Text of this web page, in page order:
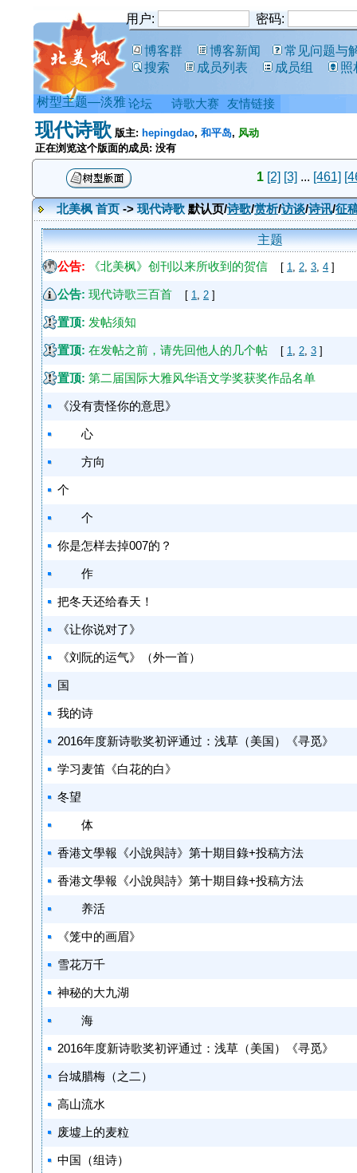
用户: 密码:
博客群 博客新闻
常见问题与
搜索
成员列表 成员组 照
树型主题—淡雅
现代诗歌 版主: hepingdao, 和平岛, 风动
正在浏览这个版面的成员: 没有
1 [2] [3] ... [461]
北美枫 首页->现代诗歌默认页/诗歌/赏析/访谈/诗讯/征
主题
公告:
《北美枫》创刊以来所收到的贺信 [ 1, 2, 3, 4 ]
公告: 现代诗歌三百首 [ 1, 2 ]
置顶: 发帖须知
置顶: 在发帖之前，请先回他人的几个帖 [ 1, 2, 3 ]
置顶: 第二届国际大雅风华语文学奖获奖作品名单
《没有责怪你的意思》
心
方向
个
个
你是怎样去掉007的？
作
把冬天还给春天！
《让你说对了》
《刘阮的运气》（外一首）
国
我的诗
2016年度新诗歌奖初评通过：浅草（美国）《寻觅》
学习麦笛《白花的白》
冬望
体
香港文學報《小說與詩》第十期目錄+投稿方法
香港文學報《小說與詩》第十期目錄+投稿方法
养活
《笼中的画眉》
雪花万千
神秘的大九湖
海
2016年度新诗歌奖初评通过：浅草（美国）《寻觅》
台城腊梅（之二）
高山流水
废墟上的麦粒
中国（组诗）
论坛 诗歌大赛 友情链接